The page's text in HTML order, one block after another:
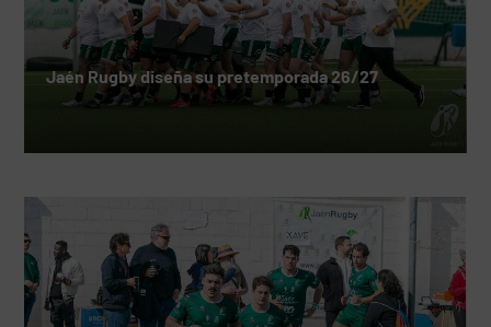
Jaén Rugby diseña su pretemporada 26/27